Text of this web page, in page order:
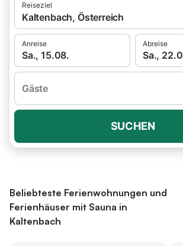
Reiseziel
Kaltenbach, Österreich
Anreise
Sa., 15.08.
Abreise
Sa.,
Gäste
SUCHEN
Beliebteste Ferienwohnungen und
Ferienhäuser mit Sauna in
Kaltenbach